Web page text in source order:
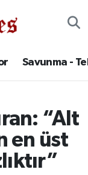
Savunma -
“Alt
en üst